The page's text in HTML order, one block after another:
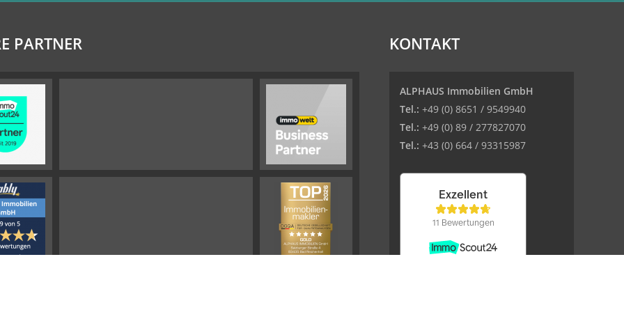
PARTNER KONTAKT
ALPHAUS Immobilien GmbH
Tel.: +49 (0) 8651 / 9549940
Tel.: +49 (0) 89 / 277827070
Tel.: +43 (0) 664 / 93315987